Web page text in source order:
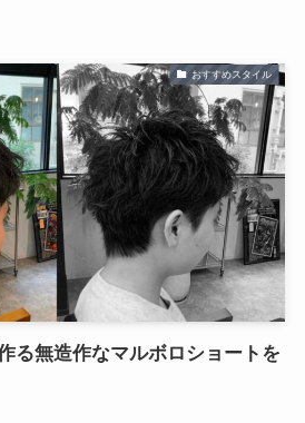
おすすめスタイル
る無造作なマルボロショートを